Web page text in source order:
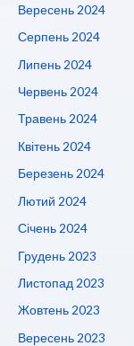
Вересень 2024
Серпень 2024
Липень 2024
Червень 2024
Травень 2024
Квітень 2024
Березень 2024
Лютий 2024
Січень 2024
Грудень 2023
Листопад 2023
Жовтень 2023
Вересень 2023